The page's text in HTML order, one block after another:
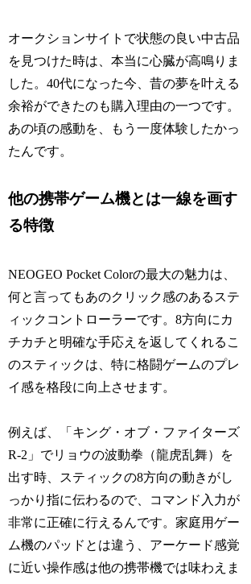
オークションサイトで状態の良い中古品
を見つけた時は、本当に心臓が高鳴りま
した。40代になった今、昔の夢を叶える
余裕ができたのも購入理由の一つです。
あの頃の感動を、もう一度体験したかっ
たんです。
他の携帯ゲーム機とは一線を画す
る特徴
NEOGEO Pocket Colorの最大の魅力は、
何と言ってもあのクリック感のあるステ
ィックコントローラーです。8方向にカ
チカチと明確な手応えを返してくれるこ
のスティックは、特に格闘ゲームのプレ
イ感を格段に向上させます。
例えば、「キング・オブ・ファイターズ
R-2」でリョウの波動拳（龍虎乱舞）を
出す時、スティックの8方向の動きがし
っかり指に伝わるので、コマンド入力が
非常に正確に行えるんです。家庭用ゲー
ム機のパッドとは違う、アーケード感覚
に近い操作感は他の携帯機では味わえま